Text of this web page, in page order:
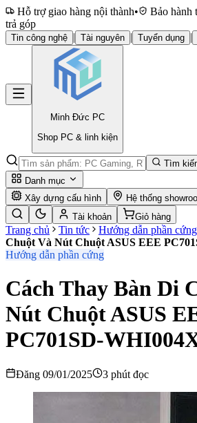
Hỗ trợ giao hàng nội thành• Bảo hành
trả góp
Tin công nghệ | Tài nguyên | Tuyển dụng |
Minh Đức PC
Shop PC & linh kiện
Tìm
Danh mục
Xây dựng cấu hình
Hệ thống
Tài khoản
Giỏ hàng
Trang chủ Tin tức Hướng dẫn phần cứng
Chuột Và Nút Chuột ASUS EEE
Hướng dẫn phần cứng
Cách Thay Bàn Di
Nút Chuột ASUS
PC701SD-
Đăng 09/01/2025 3 phút đọc